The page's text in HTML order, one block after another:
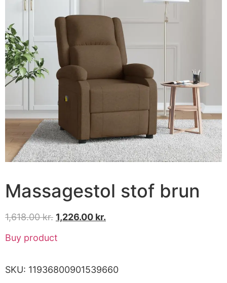
Massagestol stof brun
1,618.00kr. 1,226.00 kr.
Buy product
SKU: 11936800901539660